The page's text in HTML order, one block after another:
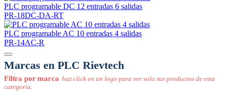
PLC programable DC 12 entradas 6 salidas
PR-18DC-DA-RT
PLC programable AC 10 entradas 4 salidas
PR-14AC-R
Marcas en PLC Rievtech
Filtra por marca haz click en un logo para ver solo sus productos de esta
categoria.